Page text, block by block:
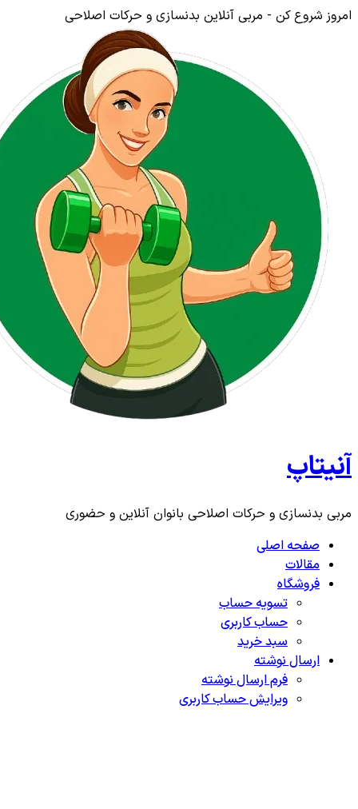
امروز شروع کن - مربی آنلاین بدنسازی و حرکات اصلاحی
آنیتاپ
مربی بدنسازی و حرکات اصلاحی بانوان آنلاین و حضوری
صفحه اصلی
مقالات
فروشگاه
تسویه حساب
حساب کاربری
سبد خرید
ارسال نوشته
فرم ارسال نوشته
ویرایش حساب کاربری